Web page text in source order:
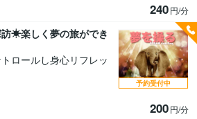
240円/分
☀︎楽しく夢の旅ができ
ロールし身心リフレッ
200円/分
予約受付中